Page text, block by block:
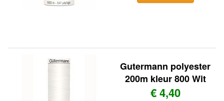
Gutermann polyester
200m kleur 800 Wit
€ 4,40